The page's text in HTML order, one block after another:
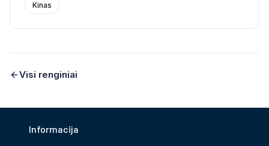
Žanras: animacinis, nuotykių, šeimai
Kalba: lietuvių
Cenzas: V (laukiame oficialaus patvirtinimo)
Trukmė: 1 val. 15min
Filmas dubliuotas lietuviškai
Kinas
Visi renginiai
Informacija